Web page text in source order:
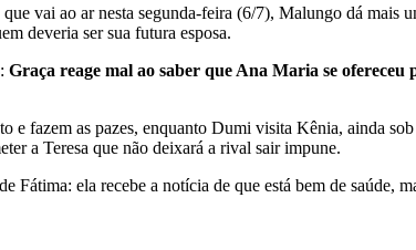
vai ao ar nesta segunda-feira (6/7), Malungo dá mais
deveria ser sua futura esposa.
Graça reage mal ao saber que Ana Maria se
e fazem as pazes, enquanto Dumi visita Kênia, ainda
a Teresa que não deixará a rival sair impune.
Fátima: ela recebe a notícia de que está bem de saúde,